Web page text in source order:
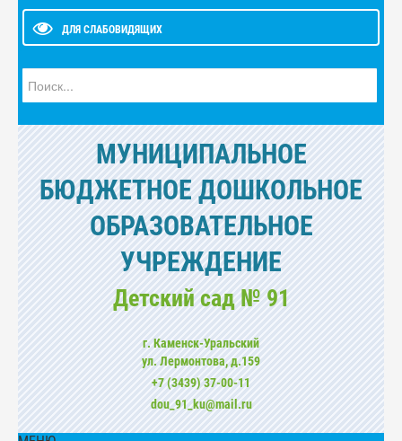
ДЛЯ СЛАБОВИДЯЩИХ
МУНИЦИПАЛЬНОЕ
БЮДЖЕТНОЕ ДОШКОЛЬНОЕ
ОБРАЗОВАТЕЛЬНОЕ
УЧРЕЖДЕНИЕ
Детский сад № 91
г. Каменск-Уральский
ул. Лермонтова, д.159
+7 (3439) 37-00-11
dou_91_ku@mail.ru